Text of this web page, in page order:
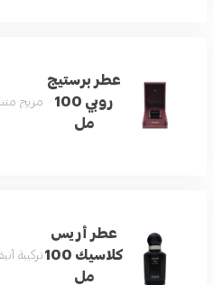
عطر برستيج
روبي 100
مل
مزيج
عطر أريس
كلاسيك 100
مل
تركيبة